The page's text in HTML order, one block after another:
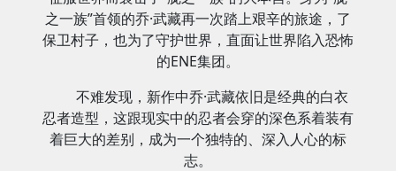
之一族”首领的乔·武藏再一次踏上艰辛的旅途，了
保卫村子，也为了守护世界，直面让世界陷入恐怖
的ENE集团。
不难发现，新作中乔·武藏依旧是经典的白衣
忍者造型，这跟现实中的忍者会穿的深色系着装有
着巨大的差别，成为一个独特的、深入人心的标
志。